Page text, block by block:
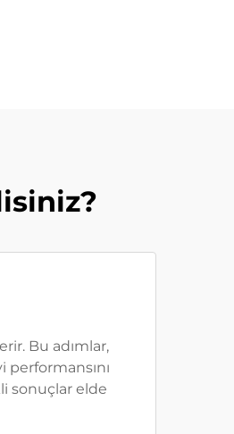
Bu adımlar,
sonuçlar elde